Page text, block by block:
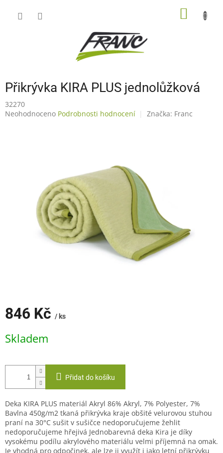
Přikrývka KIRA PLUS jednolůžková
32270
Průměrné
Neohodnoceno Podrobnosti hodnocení Značka: Franc
846 Kč / ks
cena:
Skladem
Přidat do košíku
Deka KIRA PLUS materiál Akryl 86% Akryl, 7% Polyester, 7%
Bavlna 450g/m2 tkaná přikrývka kraje obšité velurovou stuhou
praní na 30°C sušit v sušičce nedoporučujeme žehlit
nedoporučujeme hřejivá Jednobarevná deka Kira je díky
vysokému podílu akrylového materiálu velmi příjemná na omak.
Je vhodná pro odpočinek, ale lze ji využít i jako letní přikrývku